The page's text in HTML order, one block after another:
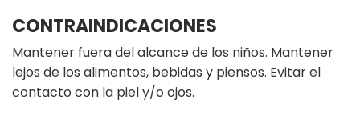
CONTRAINDICACIONES
Mantener fuera del alcance de los niños. Mantener
lejos de los alimentos, bebidas y piensos. Evitar el
contacto con la piel y/o ojos.